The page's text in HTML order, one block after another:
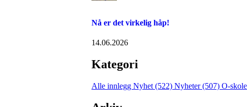
Nå er det virkelig håp!
14.06.2026
Kategori
Alle innlegg Nyhet (522) Nyheter (507) O-